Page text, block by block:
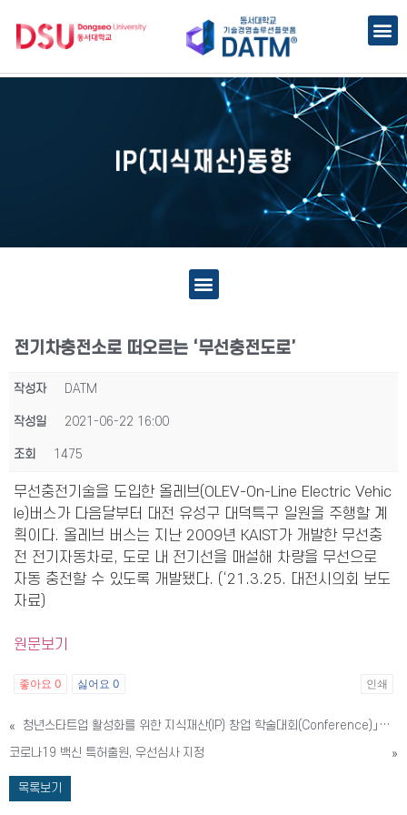
전기차충전소로 떠오르는 ‘무선충전도로’
작성자 DATM
작성일 2021-06-22 16:00
조회 1475
무선충전기술을 도입한 올레브(OLEV-On-Line Electric Vehic
le)버스가 다음달부터 대전 유성구 대덕특구 일원을 주행할 계
획이다. 올레브 버스는 지난 2009년 KAIST가 개발한 무선충
전 전기자동차로, 도로 내 전기선을 매설해 차량을 무선으로
자동 충전할 수 있도록 개발됐다. (‘21.3.25. 대전시의회 보도
자료)
원문보기
좋아요 0 싫어요 0 인쇄
«
청년스타트업 활성화를 위한 지식재산(IP) 창업 학술대회(Conference)」개최
코로나19 백신 특허출원, 우선심사 지정
»
목록보기